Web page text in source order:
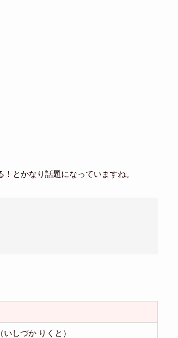
とかなり話題になっていますね。
いしづか りくと）